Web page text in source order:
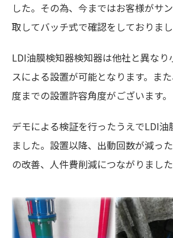
した。その為、今まではお客様がサ
取してバッチ式で確認をしておりまし
LDI油膜検知器検知器は他社と異なり
スによる設置が可能となります。ま
度までの設置許容角度がございます。
デモによる検証を行ったうえでLDI油
ました。設置以降、出動回数が減っ
の改善、人件費削減につながりました